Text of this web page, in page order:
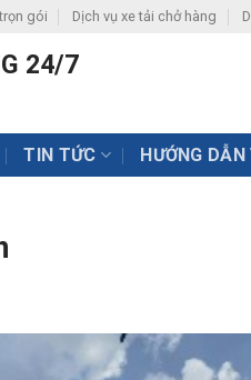
gói Dịch vụ xe tải chở hàng
24/7
TIN TỨC HƯỚNG